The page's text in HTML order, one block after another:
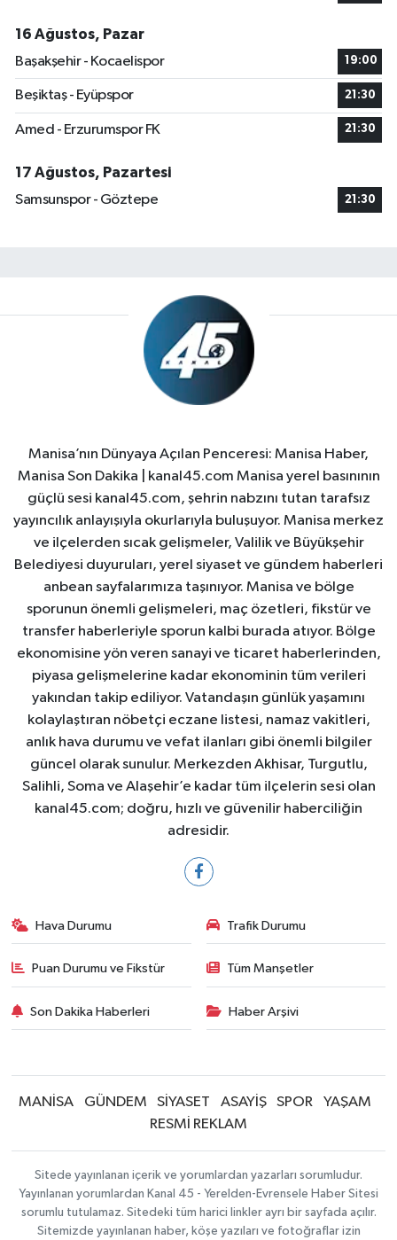
16 Ağustos, Pazar
Başakşehir - Kocaelispor
19:00
Beşiktaş - Eyüpspor 21:30
Amed - Erzurumspor FK 21:30
17 Ağustos, Pazartesi
Samsunspor - Göztepe
21:30
Manisa’nın Dünyaya Açılan Penceresi: Manisa Haber,
Manisa Son Dakika | kanal45.com Manisa yerel basınının
güçlü sesi kanal45.com, şehrin nabzını tutan tarafsız
yayıncılık anlayışıyla okurlarıyla buluşuyor. Manisa merkez
ve ilçelerden sıcak gelişmeler, Valilik ve Büyükşehir
Belediyesi duyuruları, yerel siyaset ve gündem haberleri
anbean sayfalarımıza taşınıyor. Manisa ve bölge
sporunun önemli gelişmeleri, maç özetleri, fikstür ve
transfer haberleriyle sporun kalbi burada atıyor. Bölge
ekonomisine yön veren sanayi ve ticaret haberlerinden,
piyasa gelişmelerine kadar ekonominin tüm verileri
yakından takip ediliyor. Vatandaşın günlük yaşamını
kolaylaştıran nöbetçi eczane listesi, namaz vakitleri,
anlık hava durumu ve vefat ilanları gibi önemli bilgiler
güncel olarak sunulur. Merkezden Akhisar, Turgutlu,
Salihli, Soma ve Alaşehir’e kadar tüm ilçelerin sesi olan
kanal45.com; doğru, hızlı ve güvenilir haberciliğin
adresidir.
Hava Durumu Trafik Durumu
Puan Durumu ve Fikstür Tüm Manşetler
Son Dakika Haberleri Haber Arşivi
MANİSA GÜNDEM SİYASET ASAYİŞ SPOR
YAŞAM
RESMİ REKLAM
Sitede yayınlanan içerik ve yorumlardan yazarları sorumludur.
Yayınlanan yorumlardan Kanal 45 - Yerelden-Evrensele Haber Sitesi
sorumlu tutulamaz. Sitedeki tüm harici linkler ayrı bir sayfada açılır.
Sitemizde yayınlanan haber, köşe yazıları ve fotoğraflar izin